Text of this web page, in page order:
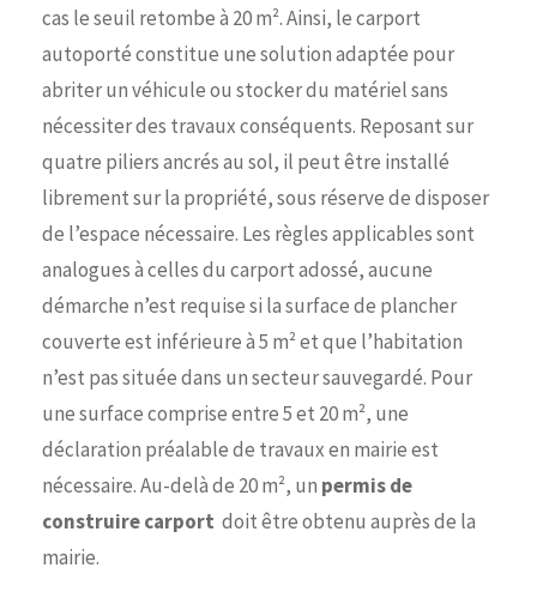
cas le seuil retombe à 20 m². Ainsi, le carport
autoporté constitue une solution adaptée pour
abriter un véhicule ou stocker du matériel sans
nécessiter des travaux conséquents. Reposant sur
quatre piliers ancrés au sol, il peut être installé
librement sur la propriété, sous réserve de disposer
de l’espace nécessaire. Les règles applicables sont
analogues à celles du carport adossé, aucune
démarche n’est requise si la surface de plancher
couverte est inférieure à 5 m² et que l’habitation
n’est pas située dans un secteur sauvegardé. Pour
une surface comprise entre 5 et 20 m², une
déclaration préalable de travaux en mairie est
nécessaire. Au-delà de 20 m², un permis de
construire carport doit être obtenu auprès de la
mairie.